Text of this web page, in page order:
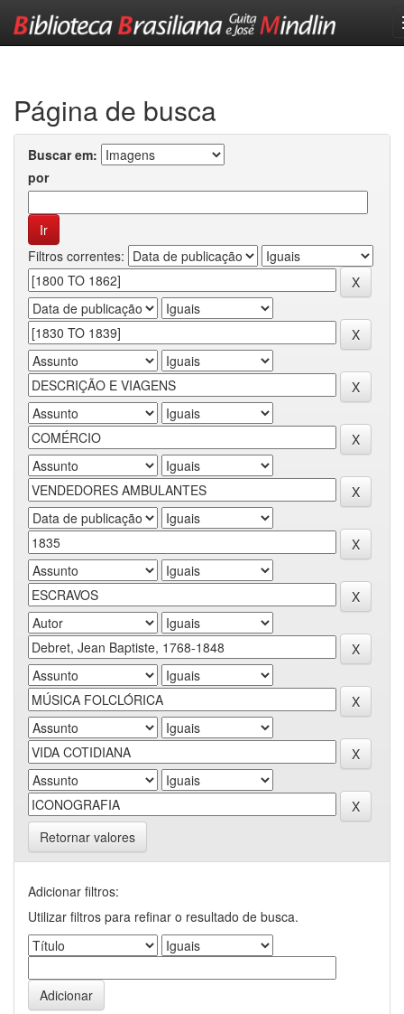
Página de busca
Buscar em:
por
Filtros correntes:
Retornar valores
Adicionar filtros:
Utilizar filtros para refinar o resultado de busca.